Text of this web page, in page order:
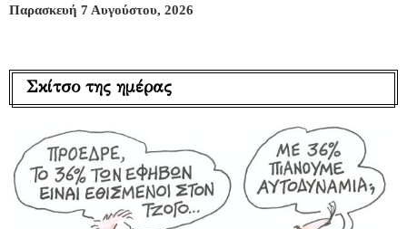
Παρασκευή 7 Αυγούστου, 2026
Σκίτσο της ημέρας